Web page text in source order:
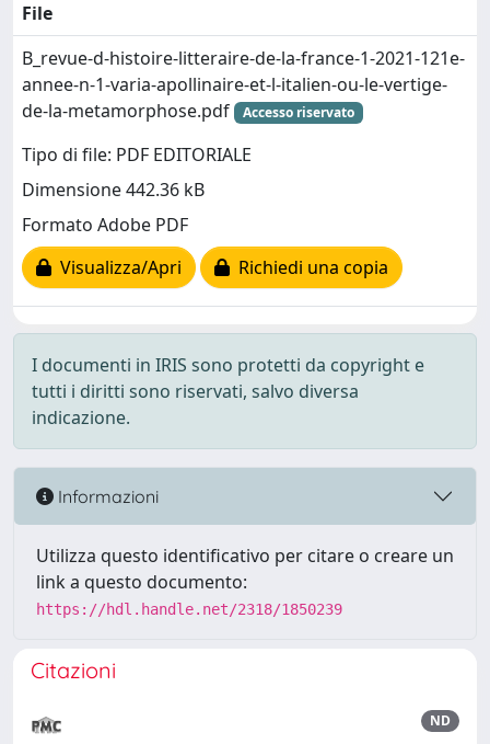
File
B_revue-d-histoire-litteraire-de-la-france-1-2021-121e-
annee-n-1-varia-apollinaire-et-l-italien-ou-le-vertige-
de-la-metamorphose.pdf
Accesso riservato
Tipo di file: PDF EDITORIALE
Dimensione 442.36 kB
Formato Adobe PDF
Visualizza/Apri
Richiedi una copia
I documenti in IRIS sono protetti da copyright e
tutti i diritti sono riservati, salvo diversa
indicazione.
Informazioni
Utilizza questo identificativo per citare o creare un
link a questo documento:
https://hdl.handle.net/2318/1850239
Citazioni
ND